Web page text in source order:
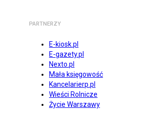
PARTNERZY
E-kiosk.pl
E-gazety.pl
Nexto.pl
Mała księgowość
Kancelarierp.pl
Wieści Rolnicze
Życie Warszawy